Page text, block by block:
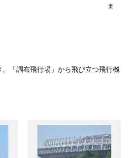
妻
、「調布飛行場」から飛び立つ飛行機